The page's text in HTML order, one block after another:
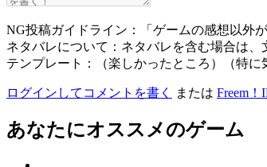
NG投稿ガイドライン：「ゲームの感想以外
ネタバレについて：ネタバレを含む場合は
テンプレート：（楽しかったところ）（特
ログインしてコメントを書く または Freem
あなたにオススメのゲーム